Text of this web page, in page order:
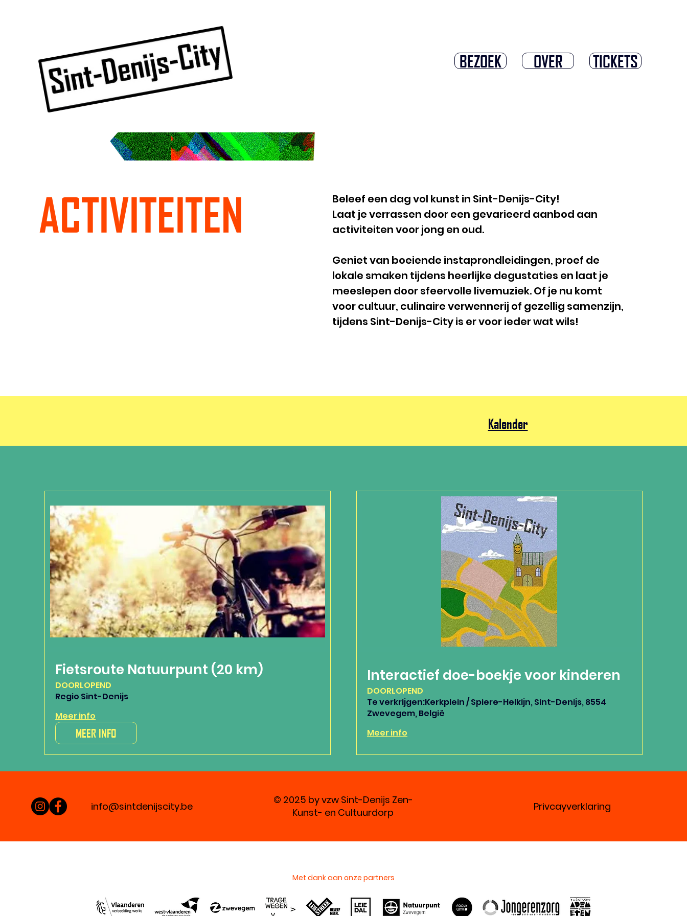
TICKETS
OVER
BEZOEK
ACTIVITEITEN
Beleef een dag vol kunst in Sint-Denijs-City!
Laat je verrassen door een gevarieerd aanbod aan
activiteiten voor jong en oud.
Geniet van boeiende instaprondleidingen, proef de
lokale smaken tijdens heerlijke degustaties en laat je
meeslepen door sfeervolle livemuziek. Of je nu komt
voor cultuur, culinaire verwennerij of gezellig samenzijn,
tijdens Sint-Denijs-City is er voor ieder wat wils!
Kalender
Fietsroute Natuurpunt (20 km)
DOORLOPEND
Regio Sint-Denijs
Meer info
MEER INFO
Interactief doe-boekje voor kinderen
DOORLOPEND
Te verkrijgen:Kerkplein / Spiere-Helkijn, Sint-Denijs, 8554
Zwevegem, België
Meer info
info@sintdenijscity.be
© 2025 by vzw Sint-Denijs Zen-
Kunst- en Cultuurdorp
Privcayverklaring
Met dank aan onze partners